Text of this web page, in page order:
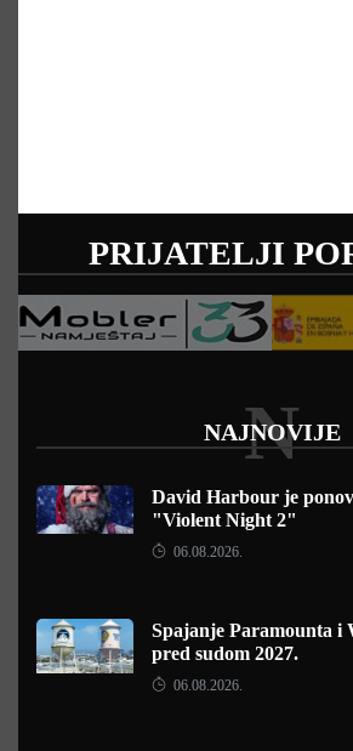
PRIJATELJI
NAJNOVIJE
N
David Harbour je
"Violent Night 2"
06.08.2026.
Spajanje Paramounta i
pred sudom 2027.
06.08.2026.